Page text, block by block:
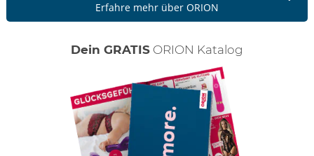
Erfahre mehr über ORION
Dein GRATIS ORION Katalog